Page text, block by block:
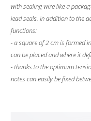
with sealing wire like a
lead seals. In addition to the
functions:
- a square of 2 cm is formed
can be placed and where it
- thanks to the optimum
notes can easily be fixed